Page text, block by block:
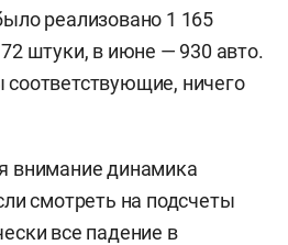
реализовано 1 165
штуки, в июне — 930 авто.
ничего
внимание динамика
смотреть на подсчеты
все падение в